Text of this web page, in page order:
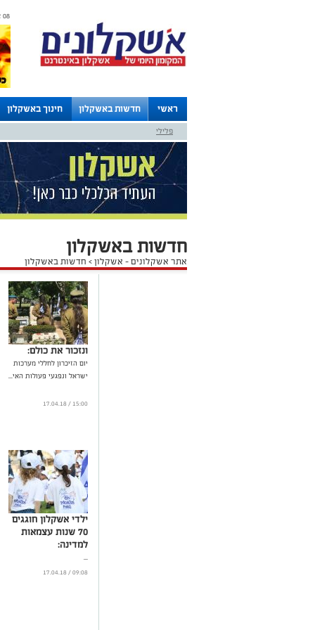
08 אוגוסט 2026 / 20:50
ראשי חדשות באשקלון חינוך באשקלון
לוחות
פלילי
חדשות באשקלון
אתר אשקלונים - אשקלון> חדשות באשקלון
ונזכור את כולם:
יום הזיכרון לחללי מערכות
ישראל ונפגעי פעולות האי...
15:00 / 17.04.18
ילדי אשקלון חוגגים
70 שנות עצמאות
למדינה:
...
09:08 / 17.04.18